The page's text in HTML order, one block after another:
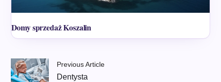
Domy sprzedaż Koszalin
Previous Article
Dentysta